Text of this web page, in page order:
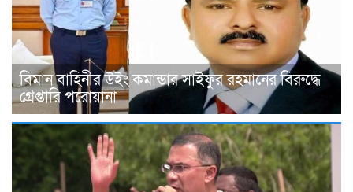
বিমান বাহিনীর উইং কমান্ডার সাইফুর রহমানের বিরুদ্ধে
গ্রেপ্তারি পরোয়ানা